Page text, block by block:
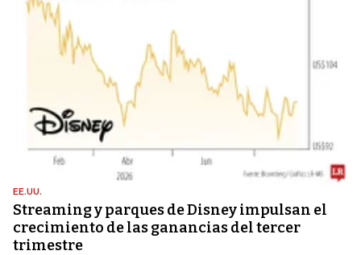
EE.UU.
Streaming y parques de Disney impulsan el
crecimiento de las ganancias del tercer
trimestre